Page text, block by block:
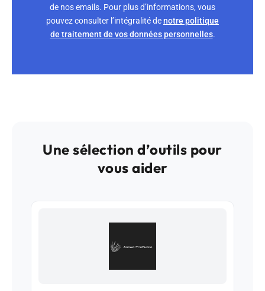
de nos emails. Pour plus d’informations, vous
pouvez consulter l’intégralité denotre politique
de traitement de vos données personnelles.
Une sélection d’outils pour
vous aider